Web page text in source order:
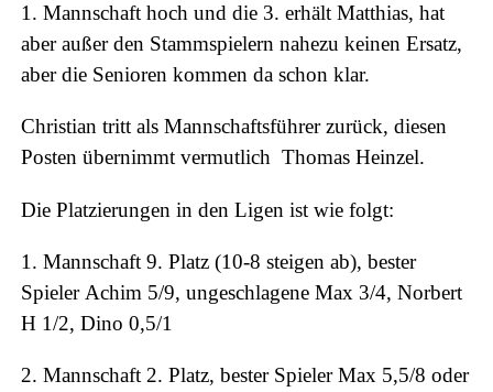
1. Mannschaft hoch und die 3. erhält Matthias, hat
aber außer den Stammspielern nahezu keinen Ersatz,
aber die Senioren kommen da schon klar.
Christian tritt als Mannschaftsführer zurück, diesen
Posten übernimmt vermutlich Thomas Heinzel.
Die Platzierungen in den Ligen ist wie folgt:
1. Mannschaft 9. Platz (10-8 steigen ab), bester
Spieler Achim 5/9, ungeschlagene Max 3/4, Norbert
H 1/2, Dino 0,5/1
2. Mannschaft 2. Platz, bester Spieler Max 5,5/8 oder